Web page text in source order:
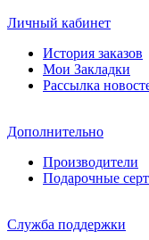
Личный кабинет
История заказов
Мои Закладки
Рассылка
Дополнительно
Производители
Подарочные
Служба поддержки